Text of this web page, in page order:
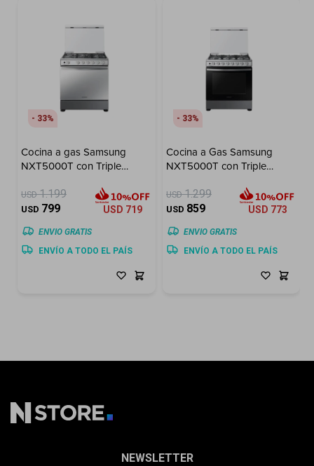
33
Cocina a gas Samsung
NXT5000T con Triple
USD 1.199
USD 799 USD 719
ENVIO GRATIS
ENVÍO A TODO EL PAÍS
33
Cocina a Gas Samsung
NXT5000T con Triple
USD 1.299
USD 859 USD 773
ENVIO GRATIS
ENVÍO A TODO EL PAÍS
NEWSLETTER